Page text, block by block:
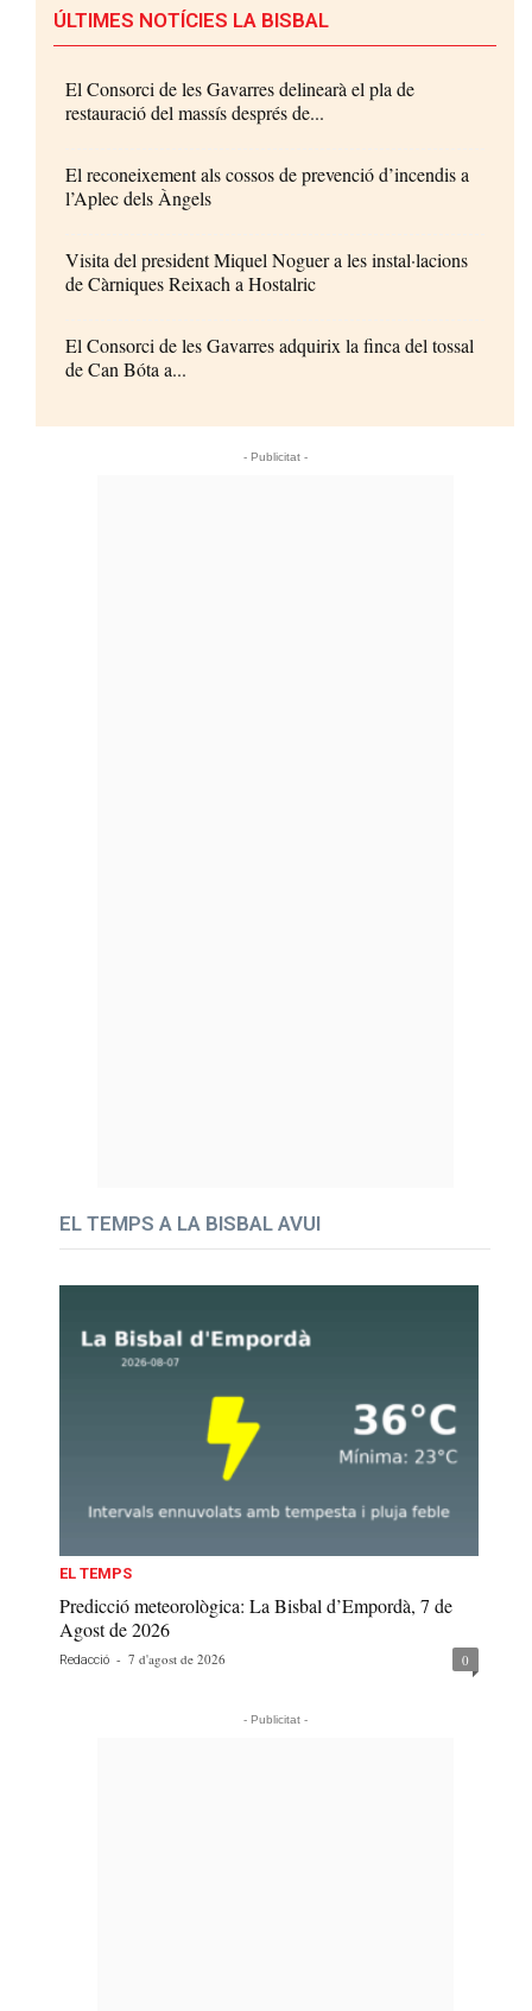
ÚLTIMES NOTÍCIES LA BISBAL
El Consorci de les Gavarres delinearà el pla de
restauració del massís després de...
El reconeixement als cossos de prevenció d’incendis a
l’Aplec dels Àngels
Visita del president Miquel Noguer a les instal·lacions
de Càrniques Reixach a Hostalric
El Consorci de les Gavarres adquirix la finca del tossal
de Can Bóta a...
- Publicitat -
EL TEMPS A LA BISBAL AVUI
EL TEMPS
Predicció meteorològica: La Bisbal d’Empordà, 7 de
Agost de 2026
Redacció - 7 d'agost de 2026 0
- Publicitat -